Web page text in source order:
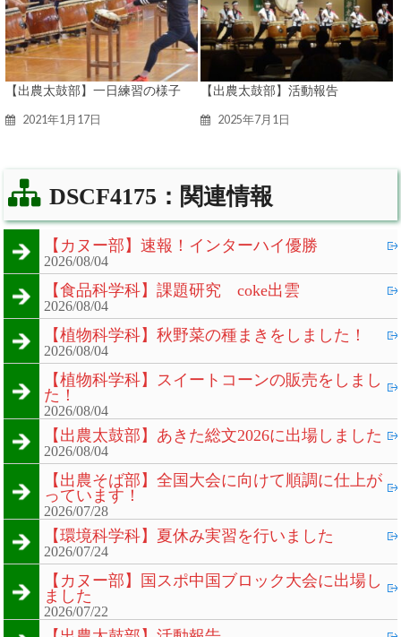
【出農太鼓部】一日練習の様子
2021年1月17日
【出農太鼓部】活動報告
2025年7月1日
DSCF4175：関連情報
【カヌー部】速報！インターハイ優勝
2026/08/04
【食品科学科】課題研究 coke出雲
2026/08/04
【植物科学科】秋野菜の種まきをしました！
2026/08/04
【植物科学科】スイートコーンの販売をしまし
た！
2026/08/04
【出農太鼓部】あきた総文2026に出場しました
2026/08/04
【出農そば部】全国大会に向けて順調に仕上が
っています！
2026/07/28
【環境科学科】夏休み実習を行いました
2026/07/24
【カヌー部】国スポ中国ブロック大会に出場し
ました
2026/07/22